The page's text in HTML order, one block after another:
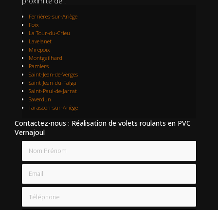
Ferrières-sur-Ariège
Foix
La Tour-du-Crieu
Lavelanet
Mirepoix
Montgailhard
Pamiers
Saint-Jean-de-Verges
Saint-Jean-du-Falga
Saint-Paul-de-Jarrat
Saverdun
Tarascon-sur-Ariège
Contactez-nous : Réalisation de volets roulants en PVC
Vernajoul
Email
Téléphone